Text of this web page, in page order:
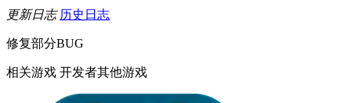
更新日志 历史日志
修复部分BUG
相关游戏 开发者其他游戏